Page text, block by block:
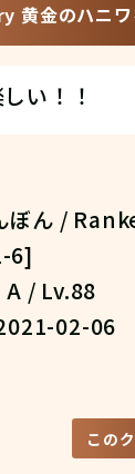
黄金のハニ
い！！
ぼん /
6]
A / Lv.88
02-06
この